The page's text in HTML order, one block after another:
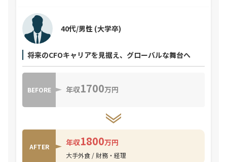
将来のCFOキャリアを見据え、グローバルな舞台へ
40代/男性 (大学卒)
BEFORE 年収1700万円
AFTER 年収1800万円
大手外食 / 財務・経理